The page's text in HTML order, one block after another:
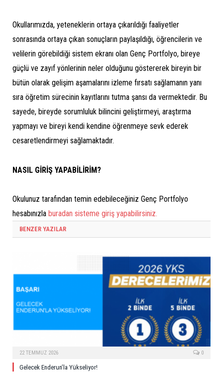
Okullarımızda, yeteneklerin ortaya çıkarıldığı faaliyetler
sonrasında ortaya çıkan sonuçların paylaşıldığı, öğrencilerin ve
velilerin görebildiği sistem ekranı olan Genç Portfolyo, bireye
güçlü ve zayıf yönlerinin neler olduğunu göstererek bireyin bir
bütün olarak gelişim aşamalarını izleme fırsatı sağlamanın yanı
sıra öğretim sürecinin kayıtlarını tutma şansı da vermektedir. Bu
sayede, bireyde sorumluluk bilincini geliştirmeyi, araştırma
yapmayı ve bireyi kendi kendine öğrenmeye sevk ederek
cesaretlendirmeyi sağlamaktadır.
NASIL GİRİŞ YAPABİLİRİM?
Okulunuz tarafından temin edebileceğiniz Genç Portfolyo
hesabınızla buradan sisteme giriş yapabilirsiniz.
BENZER YAZILAR
22 TEMMUZ 2026 0
Gelecek Enderun’la Yükseliyor!